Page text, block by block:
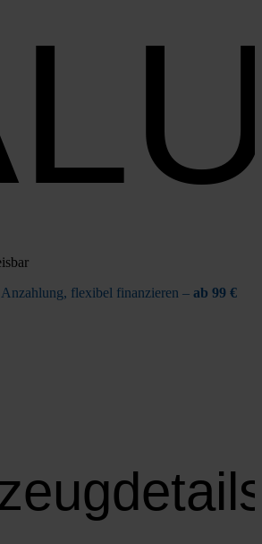
fle­xi­bel finan­zie­ren – ab 99 €